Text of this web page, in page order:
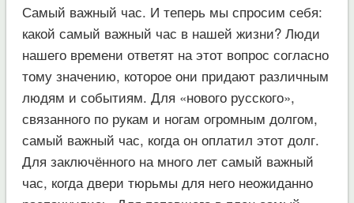
Самый важный час. И теперь мы спросим себя:
какой самый важный час в нашей жизни? Люди
нашего времени ответят на этот вопрос согласно
тому значению, которое они придают различным
людям и событиям. Для «нового русского»,
связанного по рукам и ногам огромным долгом,
самый важный час, когда он оплатил этот долг.
Для заключённого на много лет самый важный
час, когда двери тюрьмы для него неожиданно